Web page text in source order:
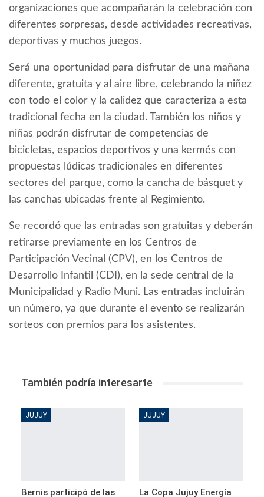
organizaciones que acompañarán la celebración con
diferentes sorpresas, desde actividades recreativas,
deportivas y muchos juegos.
Será una oportunidad para disfrutar de una mañana
diferente, gratuita y al aire libre, celebrando la niñez
con todo el color y la calidez que caracteriza a esta
tradicional fecha en la ciudad. También los niños y
niñas podrán disfrutar de competencias de
bicicletas, espacios deportivos y una kermés con
propuestas lúdicas tradicionales en diferentes
sectores del parque, como la cancha de básquet y
las canchas ubicadas frente al Regimiento.
Se recordó que las entradas son gratuitas y deberán
retirarse previamente en los Centros de
Participación Vecinal (CPV), en los Centros de
Desarrollo Infantil (CDI), en la sede central de la
Municipalidad y Radio Muni. Las entradas incluirán
un número, ya que durante el evento se realizarán
sorteos con premios para los asistentes.
También podría interesarte
JUJUY
Bernis participó de las
JUJUY
La Copa Jujuy Energía